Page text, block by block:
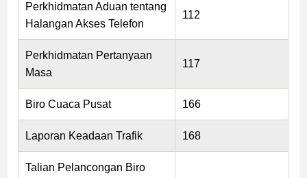
Perkhidmatan Aduan tentang
Halangan Akses Telefon
112
Perkhidmatan Pertanyaan
Masa
117
Biro Cuaca Pusat 166
Laporan Keadaan Trafik 168
Talian Pelancongan Biro